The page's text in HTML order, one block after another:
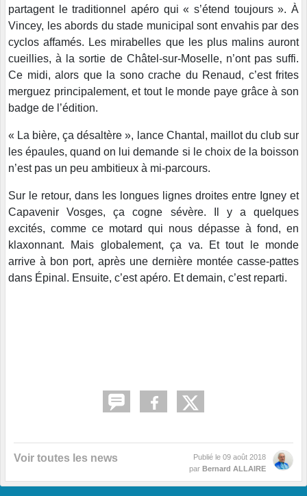
partagent le traditionnel apéro qui « s’étend toujours ». À
Vincey, les abords du stade municipal sont envahis par des
cyclos affamés. Les mirabelles que les plus malins auront
cueillies, à la sortie de Châtel-sur-Moselle, n’ont pas suffi.
Ce midi, alors que la sono crache du Renaud, c’est frites
merguez principalement, et tout le monde paye grâce à son
badge de l’édition.
« La bière, ça désaltère », lance Chantal, maillot du club sur
les épaules, quand on lui demande si le choix de la boisson
n’est pas un peu ambitieux à mi-parcours.
Sur le retour, dans les longues lignes droites entre Igney et
Capavenir Vosges, ça cogne sévère. Il y a quelques
excités, comme ce motard qui nous dépasse à fond, en
klaxonnant. Mais globalement, ça va. Et tout le monde
arrive à bon port, après une dernière montée casse-pattes
dans Épinal. Ensuite, c’est apéro. Et demain, c’est reparti.
Voir toutes les news Publié le 09 août 2018
par Bernard ALLAIRE